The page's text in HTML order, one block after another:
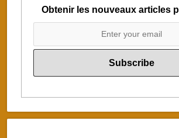
Obtenir les nouveaux articles